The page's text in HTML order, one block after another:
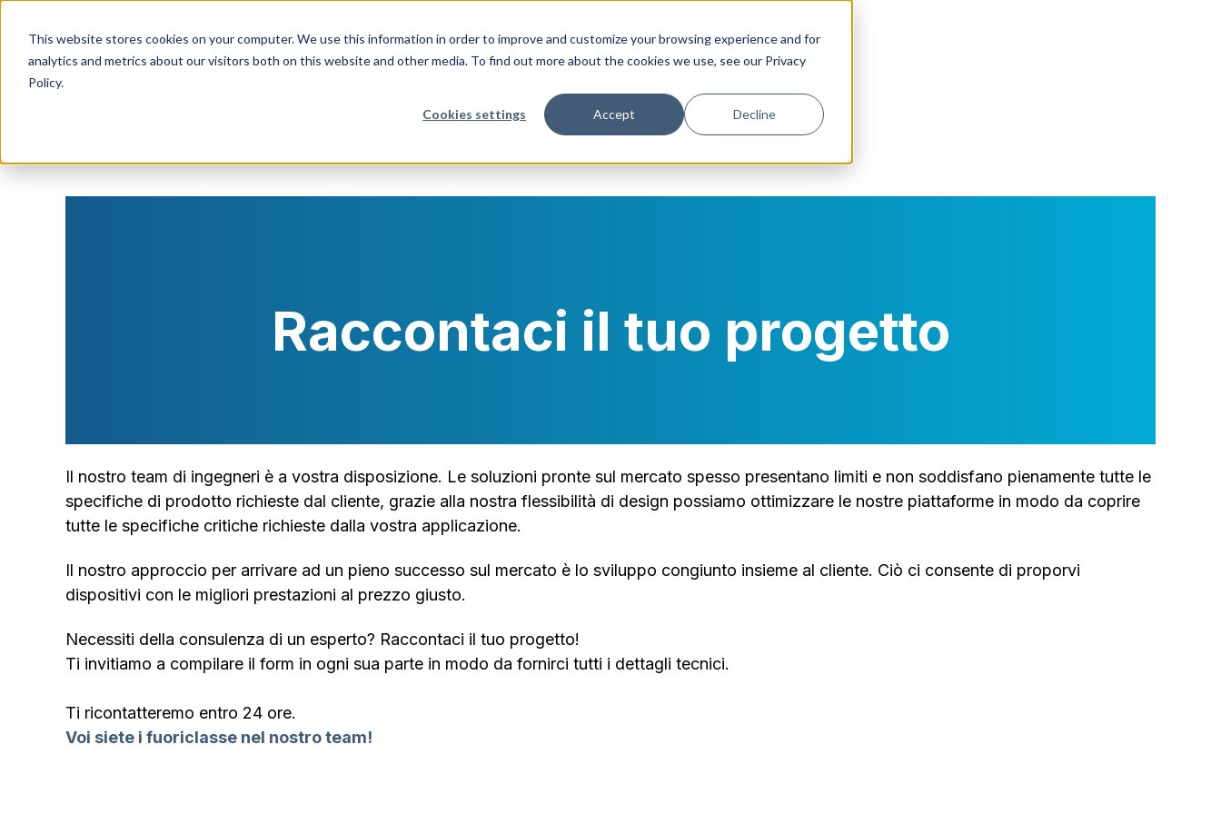
This website stores cookies on your computer. We use this information in order to improve and customize your browsing experience and for
analytics and metrics about our visitors both on this website and other media. To find out more about the cookies we use, see our Privacy
Policy.
Cookies settings Accept Decline
Raccontaci il tuo progetto
Il nostro team di ingegneri è a vostra disposizione. Le soluzioni pronte sul mercato spesso presentano limiti e non soddisfano pienamente tutte le
specifiche di prodotto richieste dal cliente, grazie alla nostra flessibilità di design possiamo ottimizzare le nostre piattaforme in modo da coprire
tutte le specifiche critiche richieste dalla vostra applicazione.
Il nostro approccio per arrivare ad un pieno successo sul mercato è lo sviluppo congiunto insieme al cliente. Ciò ci consente di proporvi
dispositivi con le migliori prestazioni al prezzo giusto.
Necessiti della consulenza di un esperto? Raccontaci il tuo progetto!
Ti invitiamo a compilare il form in ogni sua parte in modo da fornirci tutti i dettagli tecnici.
Ti ricontatteremo entro 24 ore.
Voi siete i fuoriclasse nel nostro team!